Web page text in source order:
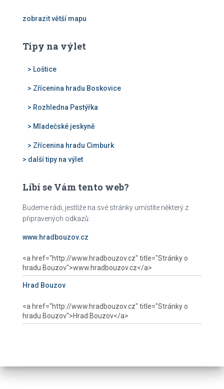
zobrazit větší mapu
Tipy na výlet
> Loštice
> Zřícenina hradu Boskovice
> Rozhledna Pastýřka
> Mladečské jeskyně
> Zřícenina hradu Cimburk
> další tipy na výlet
Líbí se Vám tento web?
Budeme rádi, jestliže na své stránky umístíte některý z
připravených odkazů:
www.hradbouzov.cz
Hrad Bouzov